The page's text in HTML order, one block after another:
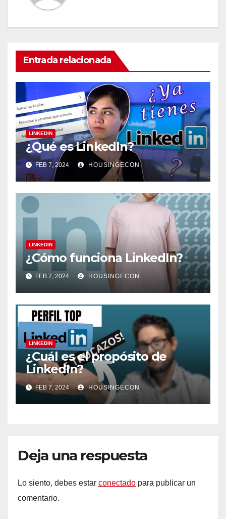
Entrada relacionada
LINKEDIN
¿Qué es LinkedIn?
FEB 7, 2024 HOUSINGECON
LINKEDIN
¿Cómo funciona LinkedIn?
FEB 7, 2024 HOUSINGECON
LINKEDIN
¿Cuál es el propósito de
LinkedIn?
FEB 7, 2024 HOUSINGECON
Deja una respuesta
Lo siento, debes estar conectado para publicar un
comentario.